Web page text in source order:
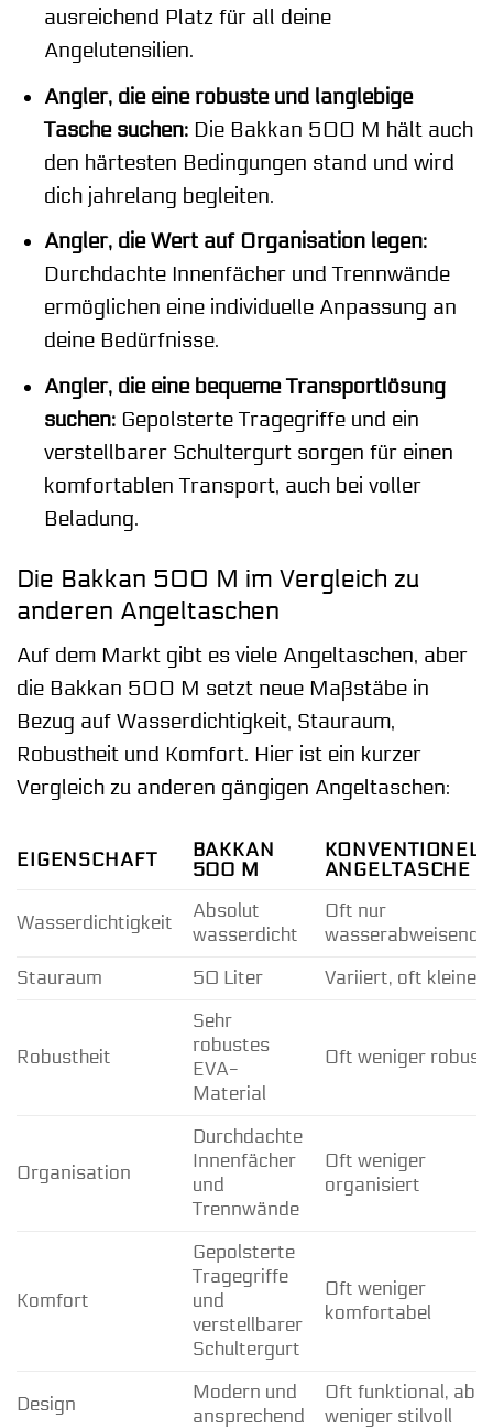
ausreichend Platz für all deine
Angelutensilien.
Angler, die eine robuste und langlebige
Tasche suchen:Die Bakkan 500 M hält auch
den härtesten Bedingungen stand und wird
dich jahrelang begleiten.
Angler, die Wert auf Organisation legen:
Durchdachte Innenfächer und Trennwände
ermöglichen eine individuelle Anpassung an
deine Bedürfnisse.
Angler, die eine bequeme Transportlösung
suchen:Gepolsterte Tragegriffe und ein
verstellbarer Schultergurt sorgen für einen
komfortablen Transport, auch bei voller
Beladung.
Die Bakkan 500 M im Vergleich zu
anderen Angeltaschen
Auf dem Markt gibt es viele Angeltaschen, aber
die Bakkan 500 M setzt neue Maßstäbe in
Bezug auf Wasserdichtigkeit, Stauraum,
Robustheit und Komfort. Hier ist ein kurzer
Vergleich zu anderen gängigen Angeltaschen:
EIGENSCHAFT
BAKKAN
500 M
ANGELTASCHE
Wasserdichtigkeit
Absolut
wasserdicht
Oft nur
wasserabweisend
Stauraum
50 Liter Variiert, oft kleiner
Robustheit
Sehr
robustes
EVA-
Material
Oft weniger robust
Organisation
Durchdachte
Innenfächer
und
Trennwände
Oft weniger
organisiert
Komfort
Gepolsterte
Tragegriffe
und
verstellbarer
Schultergurt
Oft weniger
komfortabel
Design
Modern und
ansprechend
Oft funktional, aber
weniger stilvoll